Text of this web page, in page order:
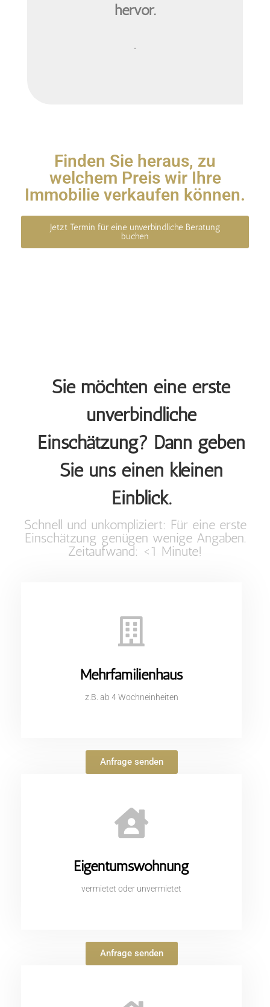
hervor.
.
Finden Sie heraus, zu
welchem Preis wir Ihre
Immobilie verkaufen können.
Jetzt Termin für eine unverbindliche Beratung
buchen
Sie möchten eine erste
unverbindliche
Einschätzung? Dann geben
Sie uns einen kleinen
Einblick.
Schnell und unkompliziert: Für eine erste
Einschätzung genügen wenige Angaben.
Zeitaufwand: <1 Minute!
Mehrfamilienhaus
z.B. ab 4 Wochneinheiten
Anfrage senden
Eigentumswohnung
vermietet oder unvermietet
Anfrage senden